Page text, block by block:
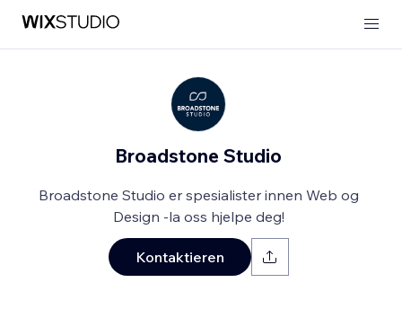
Broadstone Studio
Broadstone Studio er spesialister innen Web og
Design -la oss hjelpe deg!
Kontaktieren